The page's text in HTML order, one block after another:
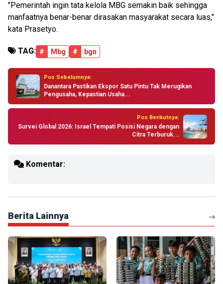
"Pemerintah ingin tata kelola MBG semakin baik sehingga
manfaatnya benar-benar dirasakan masyarakat secara luas,"
kata Prasetyo.
TAG: # Mbg # bgn
Pos Sebelumnya:
Danantara Pastikan Ekspor Satu Pintu Tak Merugikan
Pengusaha, Kepastian Usaha...
Pos Berikutnya:
Survei Global 2026: Israel Tempati Posisi Negara dengan
Citra Terburuk...
Komentar:
Berita Lainnya